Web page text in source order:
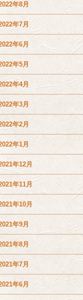
年8月
年7月
年6月
年5月
年4月
年3月
年2月
年1月
年12月
年11月
年10月
年9月
年8月
年7月
年6月